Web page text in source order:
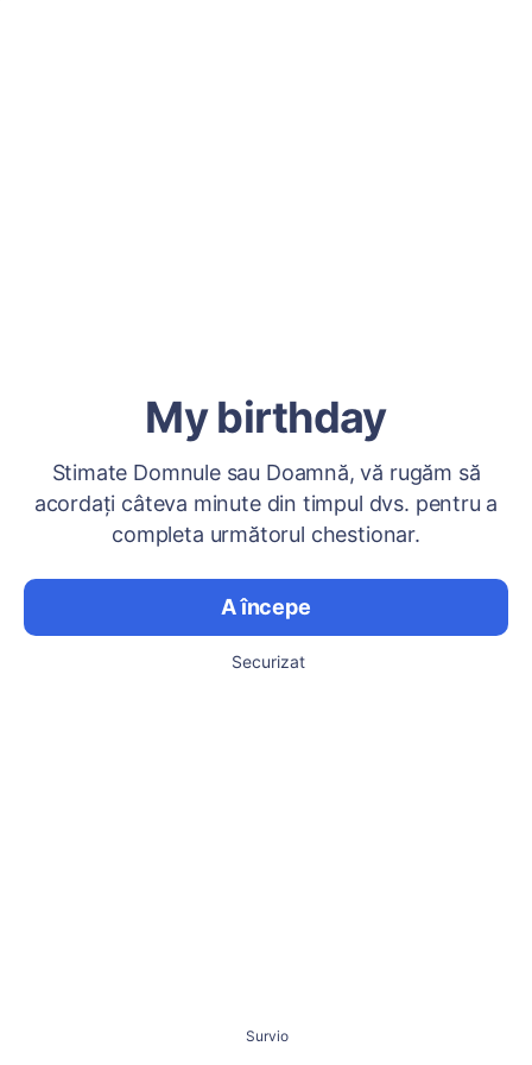
My birthday
Stimate Domnule sau Doamnă, vă rugăm să
acordați câteva minute din timpul dvs. pentru a
completa următorul chestionar.
A începe
Securizat
Survio